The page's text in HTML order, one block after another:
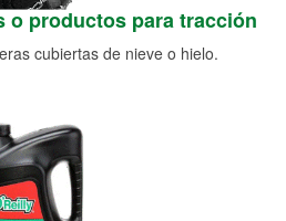
o productos para tracción
cubiertas de nieve o hielo.